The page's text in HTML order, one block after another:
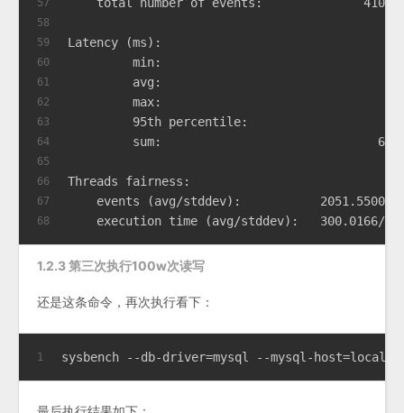
58
59
60
61
62
63
64
65
66
67
68
Latency (ms):
min:
avg:
max:
95th percentile:
sum:
Threads fairness:
events (avg/stddev):           2051.5500/
execution time (avg/stddev):   300.0166/
1.2.3 第三次执行100w次读写
还是这条命令，再次执行看下：
1 sysbench --db-driver=mysql --mysql-